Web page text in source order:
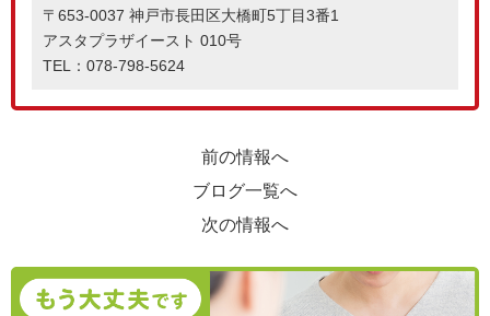
〒653-0037 神戸市長田区大橋町5丁目3番1
アスタプラザイースト 010号
TEL：078-798-5624
前の情報へ
ブログ一覧へ
次の情報へ